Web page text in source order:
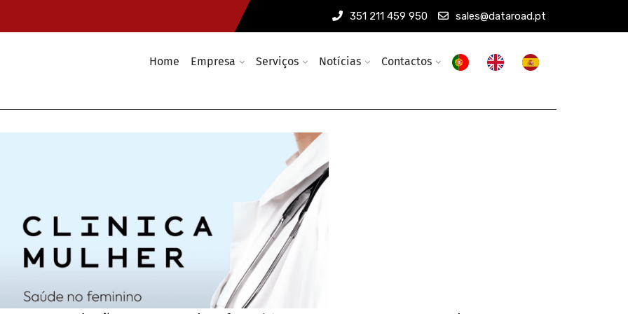
351 211 459 950 sales@dataroad.pt
Home Empresa Serviços Notícias Contactos